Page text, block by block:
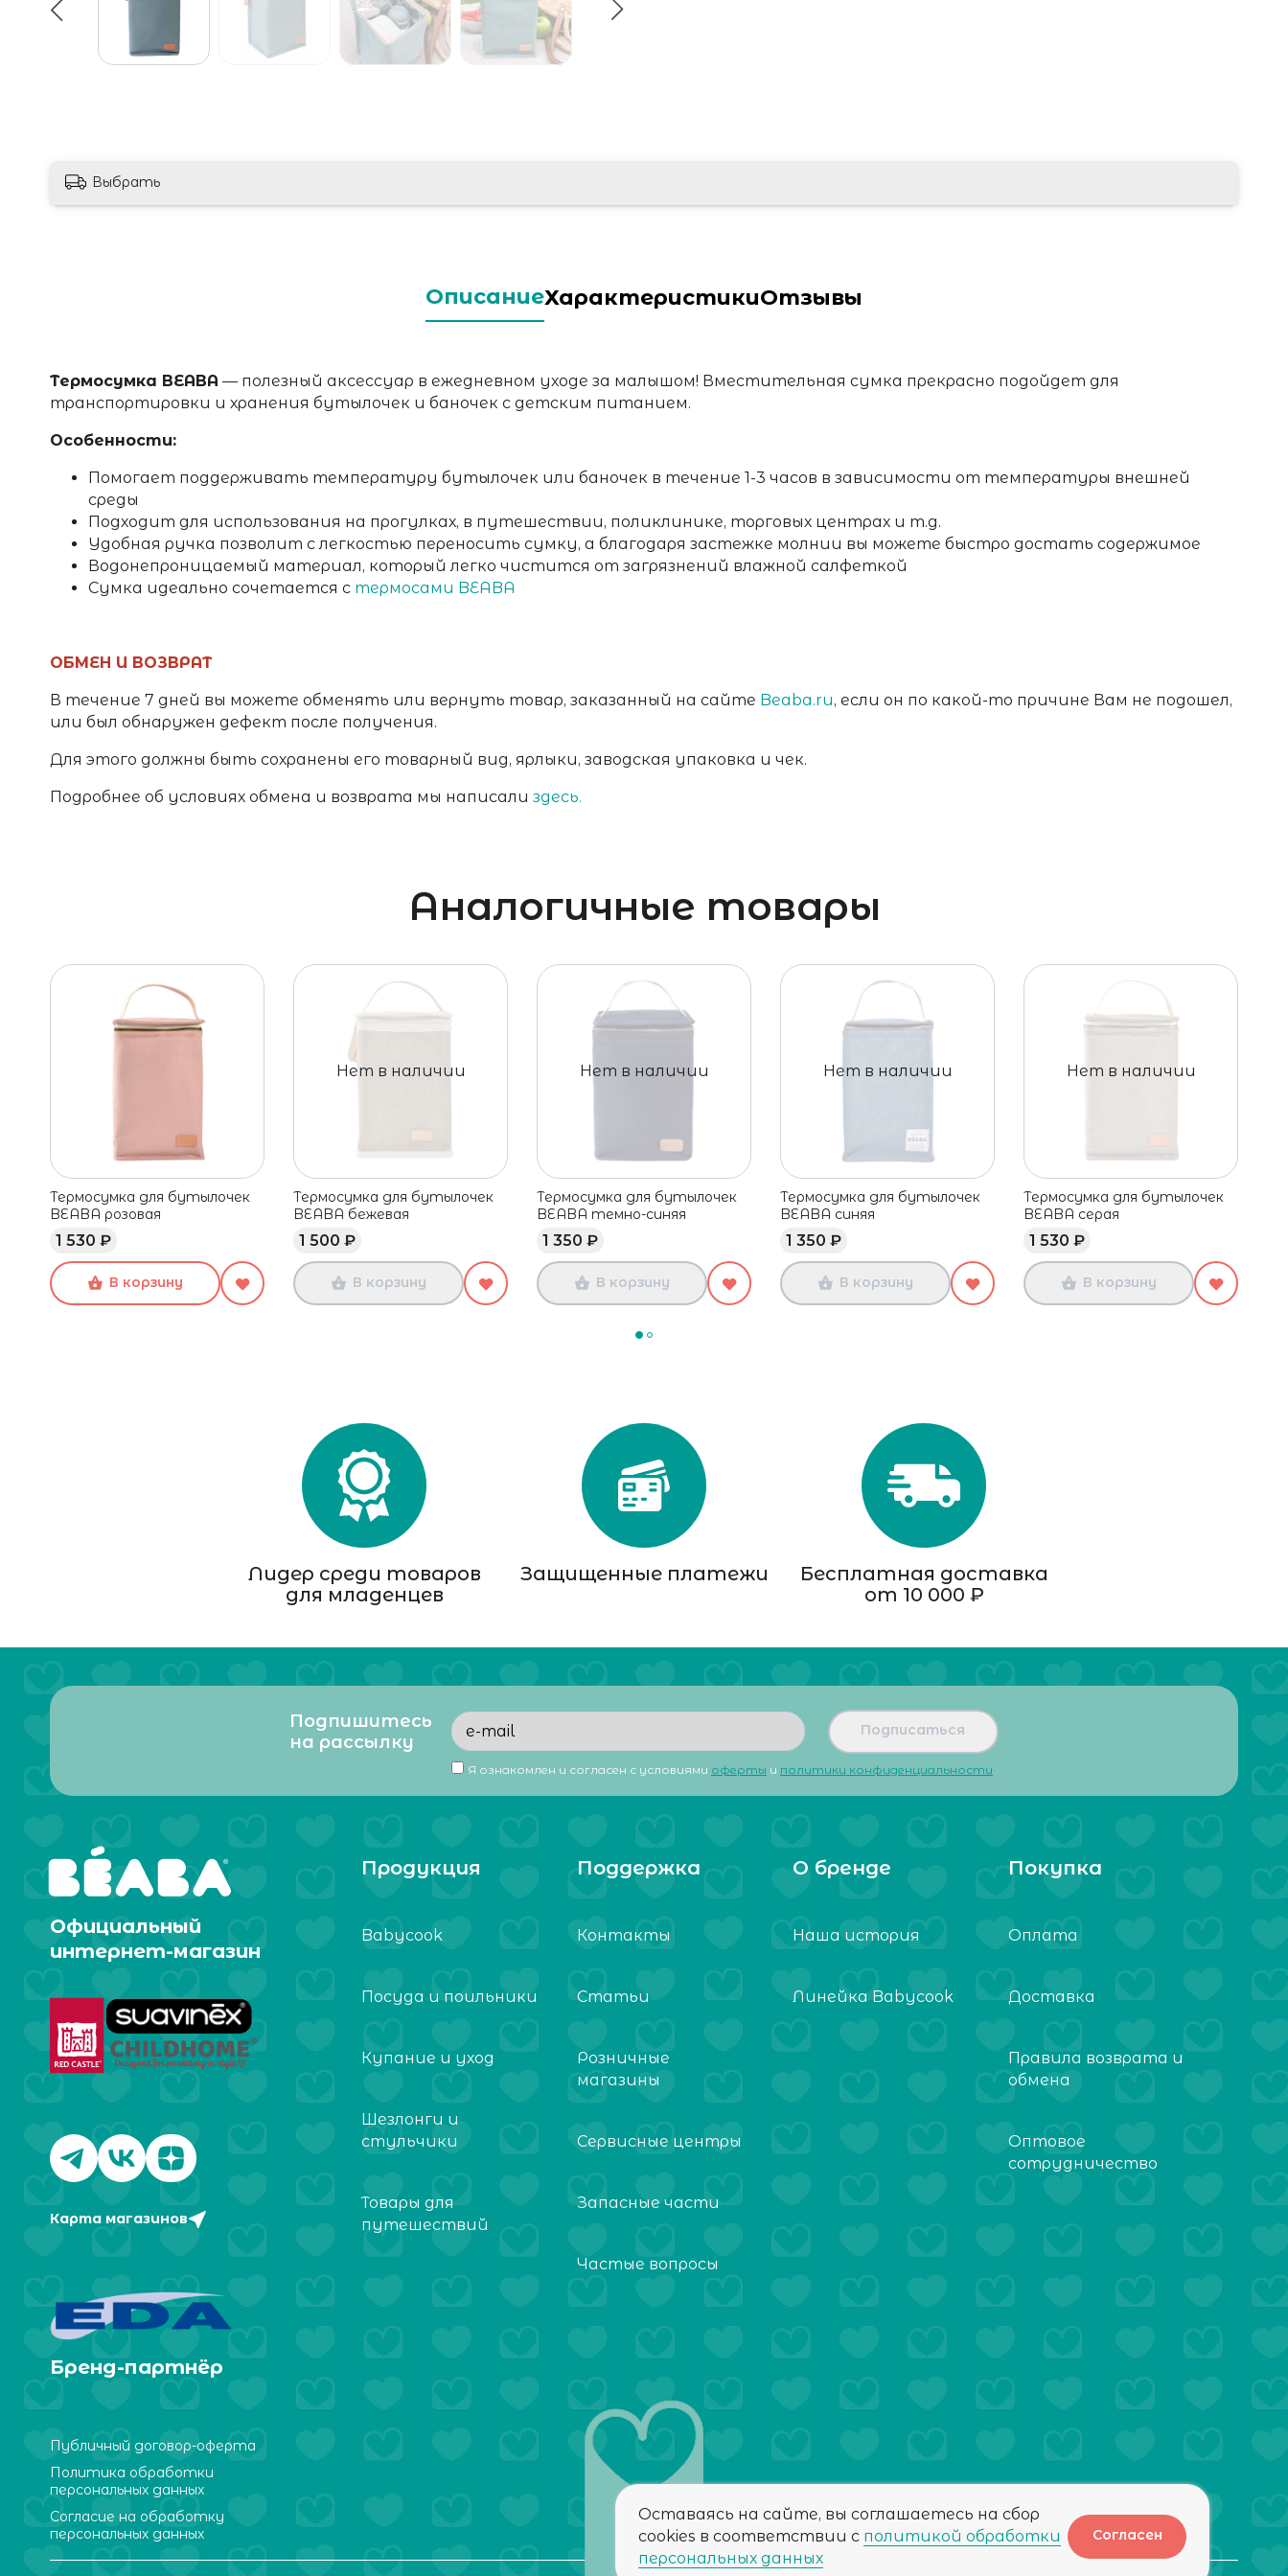
Выбрать
ОписаниеХарактеристикиОтзывы
Термосумка BEABA — полезный аксессуар в ежедневном уходе за малышом! Вместительная сумка прекрасно подойдет для
транспортировки и хранения бутылочек и баночек с детским питанием.
Особенности:
Помогает поддерживать температуру бутылочек или баночек в течение 1-3 часов в зависимости от температуры внешней
среды
Подходит для использования на прогулках, в путешествии, поликлинике, торговых центрах и т.д.
Удобная ручка позволит с легкостью переносить сумку, а благодаря застежке молнии вы можете быстро достать содержимое
Водонепроницаемый материал, который легко чистится от загрязнений влажной салфеткой
Сумка идеально сочетается с термосами BEABA
ОБМЕН И ВОЗВРАТ
В течение 7 дней вы можете обменять или вернуть товар, заказанный на сайте Beaba.ru, если он по какой-то причине Вам не подошел,
или был обнаружен дефект после получения.
Для этого должны быть сохранены его товарный вид, ярлыки, заводская упаковка и чек.
Подробнее об условиях обмена и возврата мы написали здесь.
Аналогичные товары
Термосумка для бутылочек
BEABA розовая
1 530 ₽
В корзину
Нет в наличии
Термосумка для бутылочек
BEABA бежевая
1 500 ₽
В корзину
Нет в наличии
Термосумка для бутылочек
BEABA темно-синяя
1 350 ₽
В корзину
Нет в наличии
Термосумка для бутылочек
BEABA синяя
1 350 ₽
В корзину
Нет в наличии
Термосумка для бутылочек
BEABA серая
1 530 ₽
В корзину
Лидер среди товаров
для младенцев
Защищенные платежи
Бесплатная доставка
от 10 000 ₽
Подпишитесь
на рассылку
Я ознакомлен и согласен с условиями оферты и политики конфиденциальности
Подписаться
Официальный
интернет-магазин
Карта магазинов
Бренд-партнёр
Публичный договор-оферта
Политика обработки
персональных данных
Согласие на обработку
персональных данных
Продукция
Babycook
Посуда и поильники
Купание и уход
Шезлонги и
стульчики
Товары для
путешествий
Поддержка
Контакты
Статьи
Розничные
магазины
Сервисные центры
Запасные части
Частые вопросы
О бренде
Наша история
Линейка Babycook
Покупка
Оплата
Доставка
Правила возврата и
обмена
Оптовое
сотрудничество
Оставаясь на сайте, вы соглашаетесь на сбор
cookies в соответствии с политикой обработки
персональных данных
Согласен